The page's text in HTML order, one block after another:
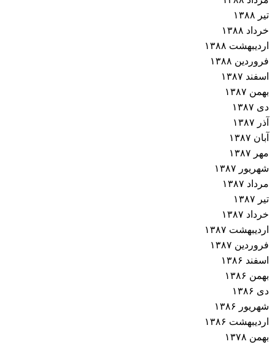
تیر ۱۳۸۸
خرداد ۱۳۸۸
اردیبهشت ۱۳۸۸
فروردین ۱۳۸۸
اسفند ۱۳۸۷
بهمن ۱۳۸۷
دی ۱۳۸۷
آذر ۱۳۸۷
آبان ۱۳۸۷
مهر ۱۳۸۷
شهریور ۱۳۸۷
مرداد ۱۳۸۷
تیر ۱۳۸۷
خرداد ۱۳۸۷
اردیبهشت ۱۳۸۷
فروردین ۱۳۸۷
اسفند ۱۳۸۶
بهمن ۱۳۸۶
دی ۱۳۸۶
شهریور ۱۳۸۶
اردیبهشت ۱۳۸۶
بهمن ۱۳۷۸